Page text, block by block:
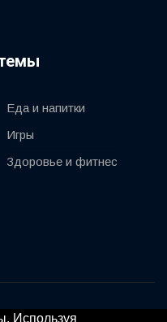
Используя
Еда и напитки
Игры
Здоровье и фитнес
rights reserved